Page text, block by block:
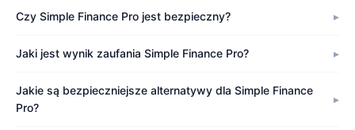
Czy Simple Finance Pro jest bezpieczny?
Jaki jest wynik zaufania Simple Finance Pro?
Jakie są bezpieczniejsze alternatywy dla Simple Finance
Pro?